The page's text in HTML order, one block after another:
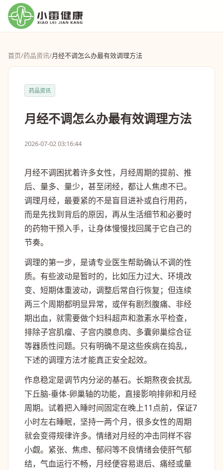
首页/药品资讯/月经不调怎么办最有效调理方法
药品资讯
月经不调怎么办最有效调理方法
2026-07-02 03:16:44
月经不调困扰着许多女性，月经周期的提前、推
后、量多、量少，甚至闭经，都让人焦虑不已。
调理月经，最要紧的不是盲目进补或自行用药，
而是先找到背后的原因，再从生活细节和必要时
的药物干预入手，让身体慢慢找回属于它自己的
节奏。
调理的第一步，是请专业医生帮助确认不调的性
质。有些波动是暂时的，比如压力过大、环境改
变、短期体重波动，调整后常自行恢复；但连续
两三个周期都明显异常，或伴有剧烈腹痛、非经
期出血，就需要做个妇科超声和激素水平检查，
排除子宫肌瘤、子宫内膜息肉、多囊卵巢综合征
等器质性问题。只有明确不是这些疾病在捣乱，
下述的调理方法才能真正安全起效。
作息稳定是调节内分泌的基石。长期熬夜会扰乱
下丘脑-垂体-卵巢轴的功能，直接影响排卵和月经
周期。试着把入睡时间固定在晚上11点前，保证7
小时左右睡眠，坚持一两个月，很多女性的周期
就会变得规律许多。情绪对月经的冲击同样不容
小觑。紧张、焦虑、郁闷等不良情绪会使肝气郁
结，气血运行不畅，月经便容易退后、痛经或量